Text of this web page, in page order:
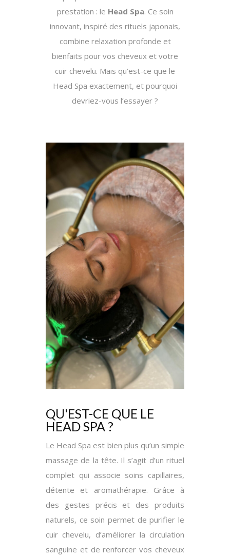
prestation : le Head Spa. Ce soin
innovant, inspiré des rituels japonais,
combine relaxation profonde et
bienfaits pour vos cheveux et votre
cuir chevelu. Mais qu’est-ce que le
Head Spa exactement, et pourquoi
devriez-vous l’essayer ?
QU'EST-CE QUE LE
HEAD SPA ?
Le Head Spa est bien plus qu’un simple
massage de la tête. Il s’agit d’un rituel
complet qui associe soins capillaires,
détente et aromathérapie. Grâce à
des gestes précis et des produits
naturels, ce soin permet de purifier le
cuir chevelu, d’améliorer la circulation
sanguine et de renforcer vos cheveux